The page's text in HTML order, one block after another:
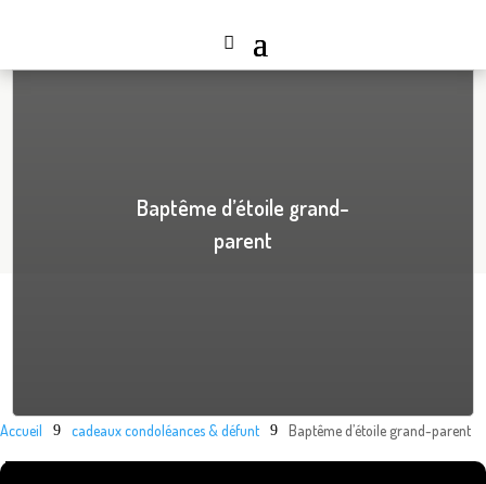
Baptême d’étoile grand-
parent
Accueil 9 cadeaux condoléances & défunt 9 Baptême d’étoile grand-parent